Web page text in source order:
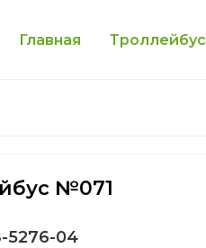
Главная Троллейбус
№071
5276-04